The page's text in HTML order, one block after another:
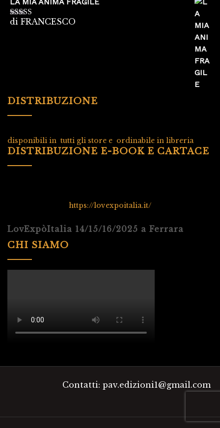
LA MIA ANIMA FRAGILE
Valutato5su
di FRANCESCO
DISTRIBUZIONE
disponibili in tutti gli store e ordinabile in libreria
DISTRIBUZIONE E-BOOK E CARTACE
https://lovexpoitalia.it/
LovExpòItalia 14/15/16/2025 a Ferrara
CHI SIAMO
Contatti: pav.edizioni1@gmail.com